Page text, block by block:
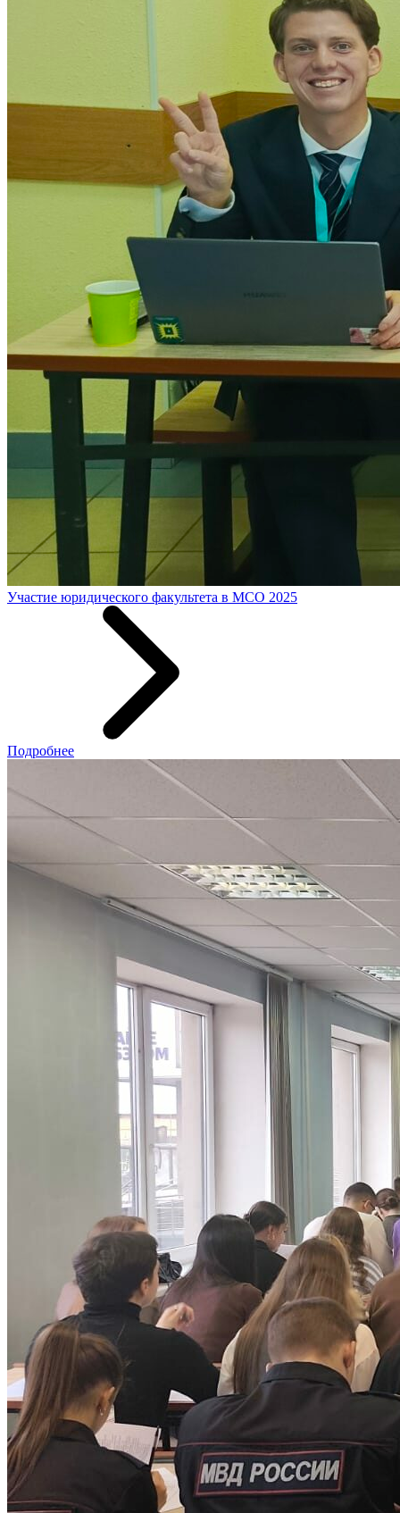
Участие юридического факультета в МСО 2025
Подробнее